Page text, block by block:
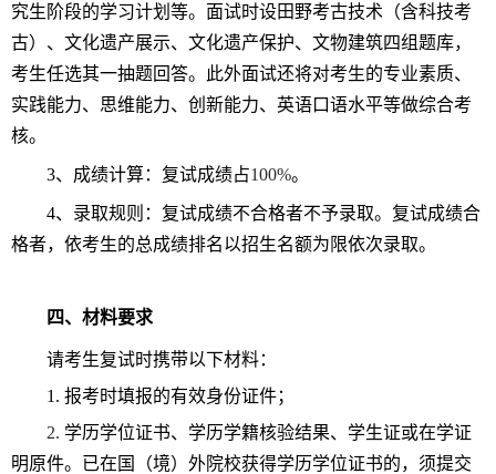
究生阶段的学习计划等。面试时设田野考古技术（含科技考
古）、文化遗产展示、文化遗产保护、文物建筑四组题库，
考生任选其一抽题回答。此外面试还将对考生的专业素质、
实践能力、思维能力、创新能力、英语口语水平等做综合考
核。
3、成绩计算：复试成绩占100%。
4、录取规则：复试成绩不合格者不予录取。复试成绩合
格者，依考生的总成绩排名以招生名额为限依次录取。
四、材料要求
请考生复试时携带以下材料：
1. 报考时填报的有效身份证件；
2. 学历学位证书、学历学籍核验结果、学生证或在学证
明原件。已在国（境）外院校获得学历学位证书的，须提交